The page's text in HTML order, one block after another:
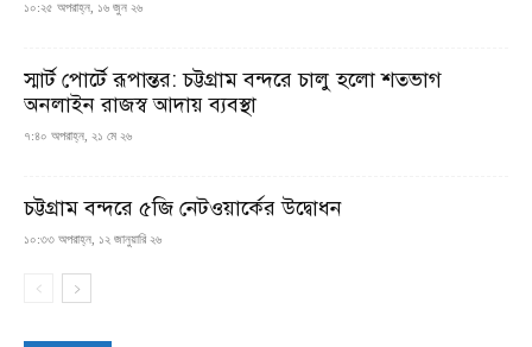
১০:২৫ অপরাহ্ন, ১৬ জুন ২৬
স্মার্ট পোর্টে রূপান্তর: চট্টগ্রাম বন্দরে চালু হলো শতভাগ
অনলাইন রাজস্ব আদায় ব্যবস্থা
৭:৪০ অপরাহ্ন, ২১ মে ২৬
চট্টগ্রাম বন্দরে ৫জি নেটওয়ার্কের উদ্বোধন
১০:৩৩ অপরাহ্ন, ১২ জানুয়ারি ২৬